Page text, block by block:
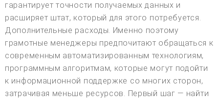
гарантирует точности получаемых данных и
расширяет штат, который для этого потребуется.
Дополнительные расходы. Именно поэтому
грамотные менеджеры предпочитают обращаться к
современным автоматизированным технологиям,
программным алгоритмам, которые могут подойти
к информационной поддержке со многих сторон,
затрачивая меньше ресурсов. Первый шаг — найти